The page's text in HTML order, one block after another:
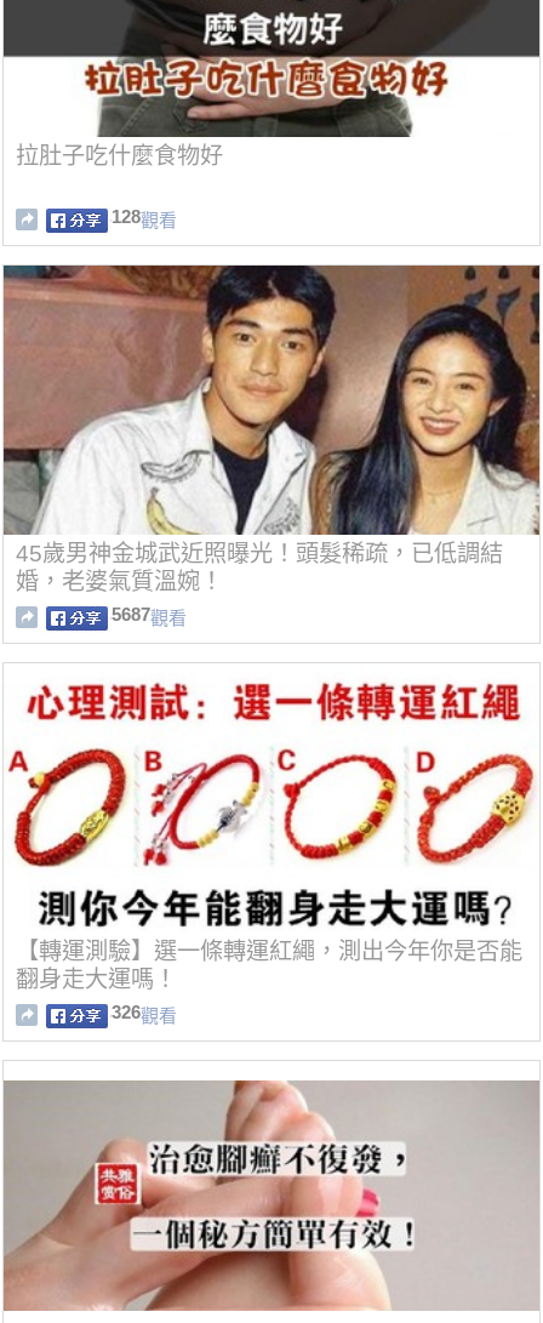
拉肚子吃什麼食物好
128觀看
45歲男神金城武近照曝光！頭髮稀疏，已低調結
婚，老婆氣質溫婉！
5687觀看
【轉運測驗】選一條轉運紅繩，測出今年你是否能
翻身走大運嗎！
326觀看